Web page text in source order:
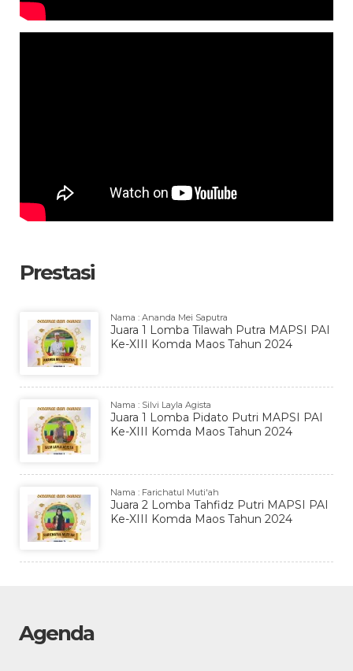
Prestasi
Nama : Ananda Mei Saputra
Juara 1 Lomba Tilawah Putra MAPSI PAI
Ke-XIII Komda Maos Tahun 2024
Nama : Silvi Layla Agista
Juara 1 Lomba Pidato Putri MAPSI PAI
Ke-XIII Komda Maos Tahun 2024
Nama : Farichatul Muti'ah
Juara 2 Lomba Tahfidz Putri MAPSI PAI
Ke-XIII Komda Maos Tahun 2024
Agenda